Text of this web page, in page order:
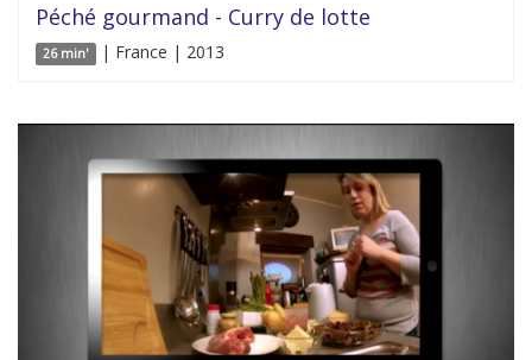
Péché gourmand - Curry de lotte
26 min' | France | 2013